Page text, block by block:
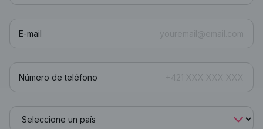
E-mail
Número de teléfono